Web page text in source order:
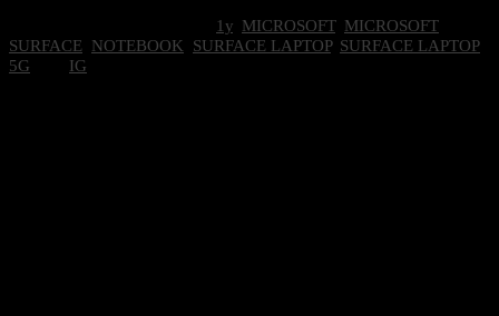
1y MICROSOFT, MICROSOFT
SURFACE NOTEBOOK SURFACE LAPTOP, SURFACE LAPTOP
5G
IG